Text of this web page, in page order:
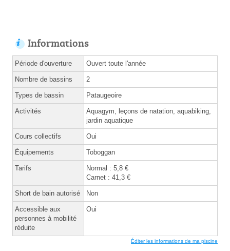
Informations
Période d'ouverture Ouvert toute l'année
Nombre de bassins 2
Types de bassin Pataugeoire
Activités
Aquagym, leçons de natation, aquabiking,
jardin aquatique
Cours collectifs Oui
Équipements Toboggan
Tarifs
Normal : 5,8 €
Carnet : 41,3 €
Short de bain autorisé Non
Accessible aux
personnes à mobilité
réduite
Oui
Éditer les informations de ma piscine